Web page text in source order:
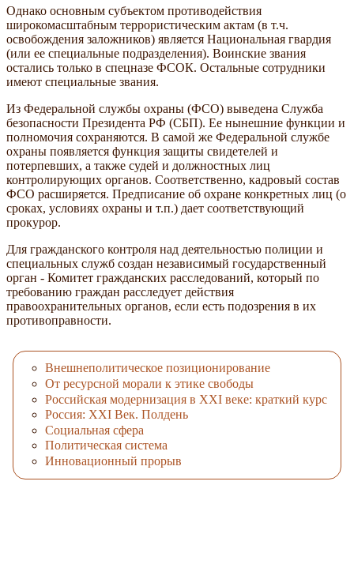
Однако основным субъектом противодействия
широкомасштабным террористическим актам (в т.ч.
освобождения заложников) является Национальная гвардия
(или ее специальные подразделения). Воинские звания
остались только в спецназе ФСОК. Остальные сотрудники
имеют специальные звания.
Из Федеральной службы охраны (ФСО) выведена Служба
безопасности Президента РФ (СБП). Ее нынешние функции и
полномочия сохраняются. В самой же Федеральной службе
охраны появляется функция защиты свидетелей и
потерпевших, а также судей и должностных лиц
контролирующих органов. Соответственно, кадровый состав
ФСО расширяется. Предписание об охране конкретных лиц (о
сроках, условиях охраны и т.п.) дает соответствующий
прокурор.
Для гражданского контроля над деятельностью полиции и
специальных служб создан независимый государственный
орган - Комитет гражданских расследований, который по
требованию граждан расследует действия
правоохранительных органов, если есть подозрения в их
противоправности.
Внешнеполитическое позиционирование
От ресурсной морали к этике свободы
Российская модернизация в XXI веке: краткий курс
Россия: ХХI Век. Полдень
Социальная сфера
Политическая система
Инновационный прорыв